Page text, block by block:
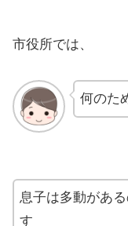
市役所では、
何のた
息子は多動があ
す